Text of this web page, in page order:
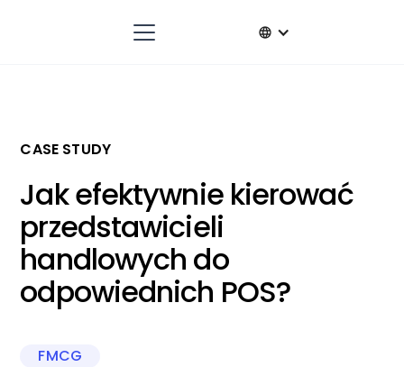
CASE STUDY
Jak efektywnie kierować
przedstawicieli
handlowych do
odpowiednich POS?
FMCG